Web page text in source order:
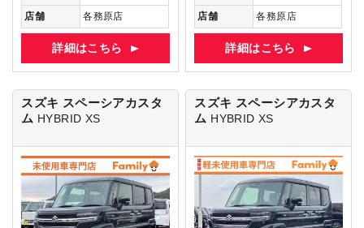
店舗
各務原店
詳細はこちら
店舗
各務原店
詳細はこちら
スズキ スペーシアカスタ
ム HYBRID XS
スズキ スペーシアカスタ
ム HYBRID XS